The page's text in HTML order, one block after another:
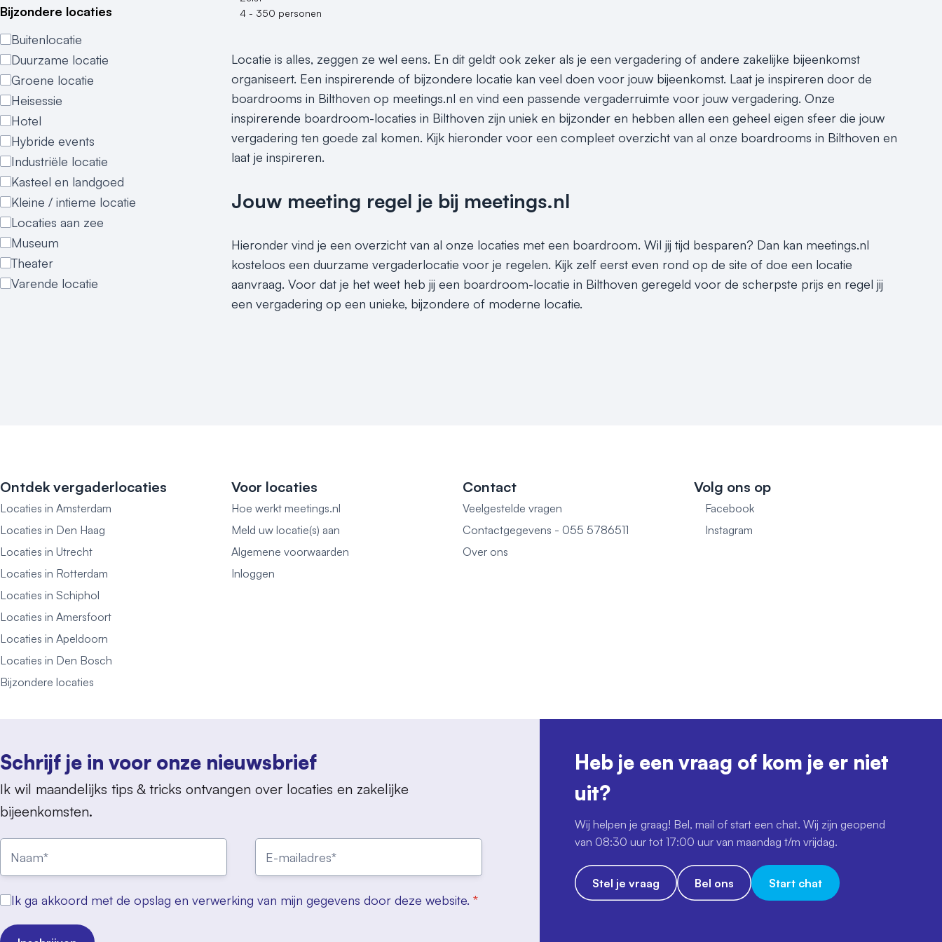
Bijzondere locaties
Buitenlocatie
Duurzame locatie
Groene locatie
Heisessie
Hotel
Hybride events
Industriële locatie
Kasteel en landgoed
Kleine / intieme locatie
Locaties aan zee
Museum
Theater
Varende locatie
4 - 350 personen
Locatie is alles, zeggen ze wel eens. En dit geldt ook zeker als je een vergadering of andere zakelijke bijeenkomst
organiseert. Een inspirerende of bijzondere locatie kan veel doen voor jouw bijeenkomst. Laat je inspireren door de
boardrooms in Bilthoven op meetings.nl en vind een passende vergaderruimte voor jouw vergadering. Onze
inspirerende boardroom-locaties in Bilthoven zijn uniek en bijzonder en hebben allen een geheel eigen sfeer die jouw
vergadering ten goede zal komen. Kijk hieronder voor een compleet overzicht van al onze boardrooms in Bilthoven en
laat je inspireren.
Jouw meeting regel je bij meetings.nl
Hieronder vind je een overzicht van al onze locaties met een boardroom. Wil jij tijd besparen? Dan kan meetings.nl
kosteloos een duurzame vergaderlocatie voor je regelen. Kijk zelf eerst even rond op de site of doe een locatie
aanvraag. Voor dat je het weet heb jij een boardroom-locatie in Bilthoven geregeld voor de scherpste prijs en regel jij
een vergadering op een unieke, bijzondere of moderne locatie.
Ontdek vergaderlocaties
Locaties in Amsterdam
Locaties in Den Haag
Locaties in Utrecht
Locaties in Rotterdam
Locaties in Schiphol
Locaties in Amersfoort
Locaties in Apeldoorn
Locaties in Den Bosch
Bijzondere locaties
Voor locaties
Hoe werkt meetings.nl
Meld uw locatie(s) aan
Algemene voorwaarden
Inloggen
Contact
Veelgestelde vragen
Contactgegevens - 055 5786511
Over ons
Volg ons op
Facebook
Instagram
Schrijf je in voor onze nieuwsbrief
Ik wil maandelijks tips & tricks ontvangen over locaties en zakelijke
bijeenkomsten.
Ik ga akkoord met de opslag en verwerking van mijn gegevens door deze website. *
Heb je een vraag of kom je er niet
uit?
Wij helpen je graag! Bel, mail of start een chat. Wij zijn geopend
van 08:30 uur tot 17:00 uur van maandag t/m vrijdag.
Stel je vraag Bel ons Start chat